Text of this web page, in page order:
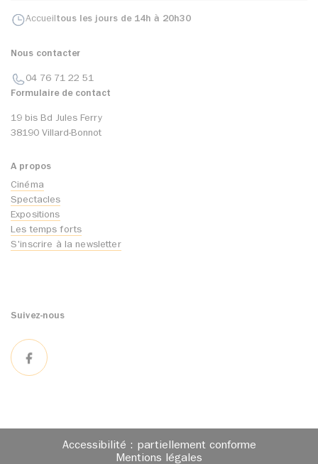
Accueiltous les jours de 14h à 20h30
Nous contacter
04 76 71 22 51
Formulaire de contact
19 bis Bd Jules Ferry
38190 Villard-Bonnot
A propos
Cinéma
Spectacles
Expositions
Les temps forts
S'inscrire à la newsletter
Suivez-nous
Accessibilité : partiellement conforme
Mentions légales